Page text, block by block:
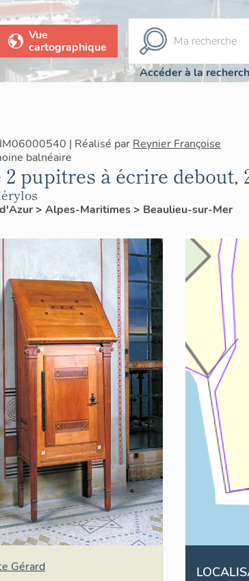
Vue
cartographique
Accéder à la
| Réalisé par Reynier Françoise
balnéaire
pupitres à écrire debout,
> Alpes-Maritimes> Beaulieu-sur-Mer
Gérard